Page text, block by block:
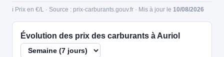
ℹ️ Prix en €/L · Source : prix-carburants.gouv.fr · Mis à jour le 10/08/2026
Évolution des prix des carburants à Auriol